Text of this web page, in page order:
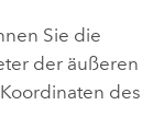
Sie die
der äußeren
des